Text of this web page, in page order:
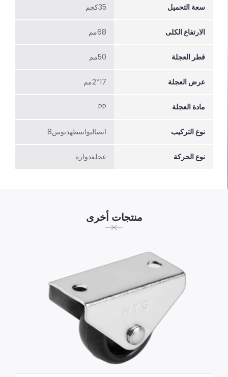
سعة التحميل 35كجم
الارتفاع الکلی 68مم
قطر العجلة 50مم
عرض العجلة 17*2مم
مادة العجلة PP
نوع التركيب اتصالبواسطهدبوس8
نوع الحركة عجلةدوارة
منتجات أخرى